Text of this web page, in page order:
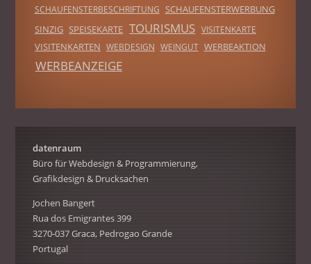
SCHAUFENSTERBESCHRIFTUNG SCHAUFENSTERWERBUNG
SINZIG SPEISEKARTE TOURISMUS VISITENKARTE
VISITENKARTEN WEBDESIGN WEINGUT WERBEAKTION
WERBEANZEIGE
datenraum
Büro für Webdesign & Programmierung,
Grafikdesign & Drucksachen
Jochen Bangert
Rua dos Emigrantes 399
3270-037 Graca, Pedrogao Grande
Portugal